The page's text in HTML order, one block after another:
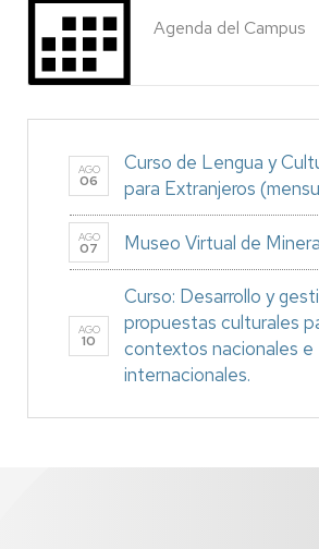
Agenda del Campus
AGO
06
Curso de Lengua y
para Extranjeros
AGO
07 Museo Virtual de
AGO
10
Curso: Desarrollo y
propuestas culturales
contextos nacionales e
internacionales.